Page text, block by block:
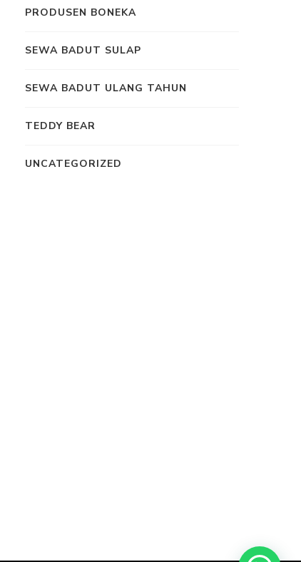
PRODUSEN BONEKA
SEWA BADUT SULAP
SEWA BADUT ULANG TAHUN
TEDDY BEAR
UNCATEGORIZED